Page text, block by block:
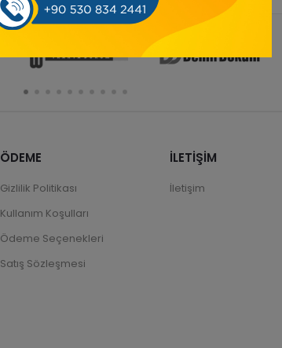
ÖDEME
Gizlilik Politikası
Kullanım Koşulları
Ödeme Seçenekleri
Satış Sözleşmesi
İLETİŞİM
İletişim